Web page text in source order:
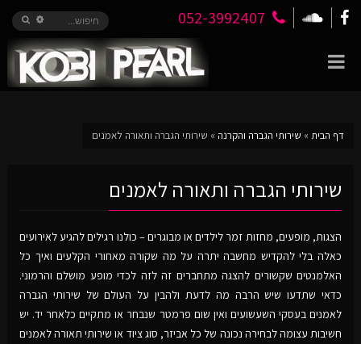
דף הבית» שירותי הגברה והקרנה » שירותי הגברה ותאורה לאמנים
שירותי הגברה ותאורה לאמנים
הצגות, מופעים, מחזות זמר לילדים או מבוגרים – כולנו רגילים להגיע לאירועים
כאלה בלי להקדיש מחשבה יתרה על מה שקורה מאחורי הקלעים ואיך כל
האלמנטים שקשורים להצגה מתחברים זה לזה לכדי מופע מושלם והרמוני.
כדאי שתדעו שיש הרבה מה לדעת ולהבין על העולם של שירותי הגברה
לאמנים בעסקי השעשועים ואין שום פרמטר שנבחר או מתקיים כלאחר יד. יש
חשיבות עצומה לבחירה נכונה של כל אביזר, סוג ציוד או שירותי תאורה לאמנים